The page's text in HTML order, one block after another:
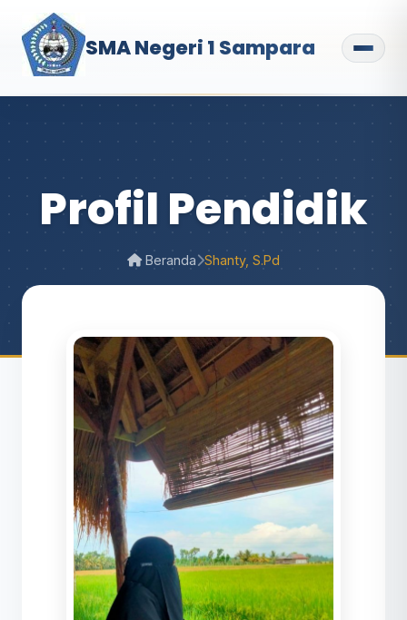
SMA Negeri 1 Sampara
Profil Pendidik
Beranda Shanty, S.Pd